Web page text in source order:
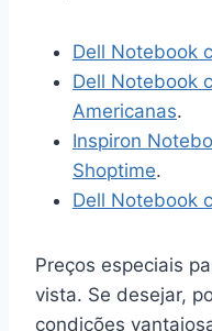
Dell Notebook
Dell Notebook
Americanas.
Inspiron
Shoptime.
Dell Notebook
Preços especiais
vista. Se desejar,
condições